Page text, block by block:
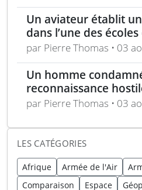
Un aviateur établit
dans l’une des écoles
renseignement les
l’US Air Force
par Pierre Thomas • 03
Un homme
reconnaissance
militaire britannique
par Pierre Thomas • 03
LES CATÉGORIES
Afrique Armée de l'Air
Comparaison
Espace